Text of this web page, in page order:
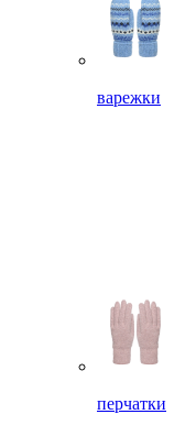
варежки
перчатки